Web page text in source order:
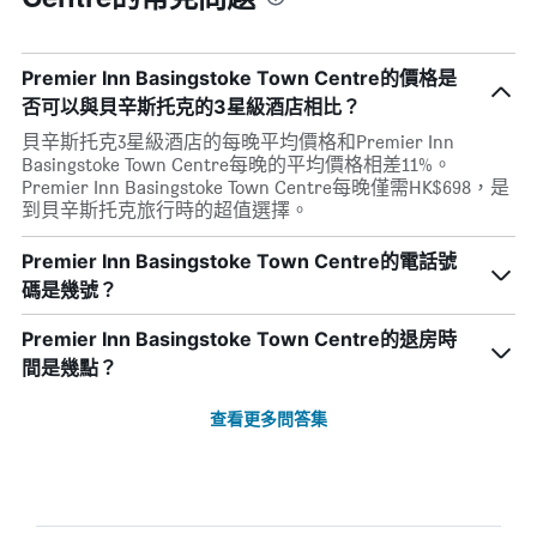
Premier Inn Basingstoke Town Centre的價格是
否可以與貝辛斯托克的3星級酒店相比？
貝辛斯托克3星級酒店的每晚平均價格和Premier Inn
Basingstoke Town Centre每晚的平均價格相差11%。
Premier Inn Basingstoke Town Centre每晚僅需HK$698，是
到貝辛斯托克旅行時的超值選擇。
Premier Inn Basingstoke Town Centre的電話號
碼是幾號？
Premier Inn Basingstoke Town Centre的退房時
間是幾點？
查看更多問答集